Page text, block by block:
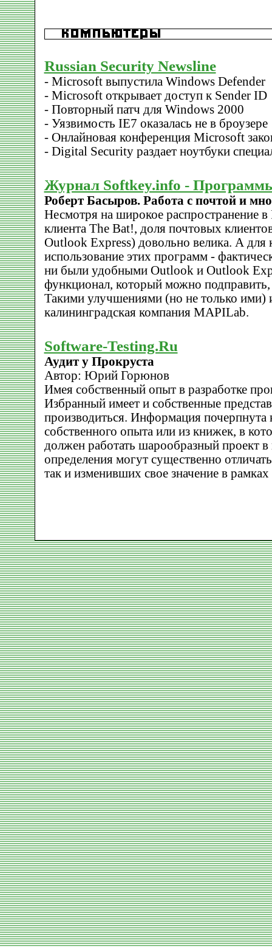
Russian Security Newsline
- Microsoft выпустила Windows Defender
- Microsoft открывает доступ к Sender ID
- Повторный патч для Windows 2000
- Уязвимость IE7 оказалась не в броузере
- Онлайновая конференция Microsoft
- Digital Security раздает ноутбуки
Журнал Softkey.info -
Роберт Басыров. Работа с почтой и
Несмотря на широкое распространение в
клиента The Bat!, доля почтовых
Outlook Express) довольно велика. А для
использование этих программ -
ни были удобными Outlook и Outlook
функционал, который можно
Такими улучшениями (но не только ими)
калининградская компания MAPILab.
Software-Testing.Ru
Аудит у Прокруста
Автор: Юрий Горюнов
Имея собственный опыт в разработке
Избранный имеет и собственные
производиться. Информация почерпнута
собственного опыта или из книжек, в
должен работать шарообразный проект
определения могут существенно
так и изменивших свое значение в рамках